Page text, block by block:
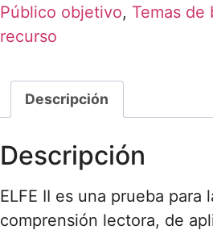
Público objetivo, Temas de
recurso
Descripción
Descripción
ELFE II es una prueba para
comprensión lectora, de